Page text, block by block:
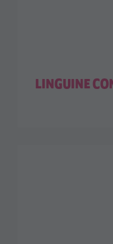
LINGUINE